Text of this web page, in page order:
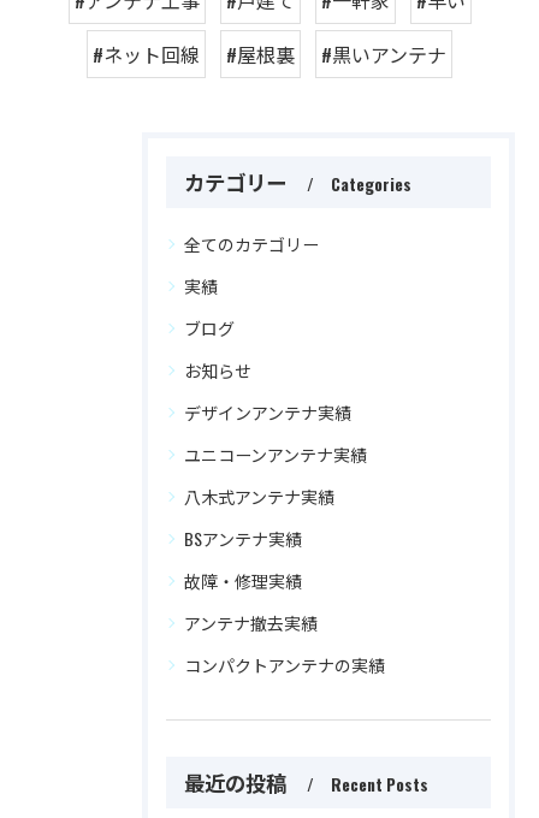
#ネット回線
#屋根裏 #黒いアンテナ
カテゴリー Categories
全てのカテゴリー
実績
ブログ
お知らせ
デザインアンテナ実績
ユニコーンアンテナ実績
八木式アンテナ実績
BSアンテナ実績
故障・修理実績
アンテナ撤去実績
コンパクトアンテナの実績
最近の投稿 Recent Posts